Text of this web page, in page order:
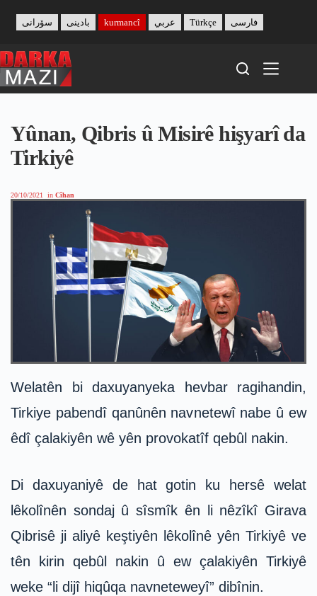
content
بادینی سۆرانی kurmancî عربي Türkçe فارسی
Yûnan, Qibris û Misirê hişyarî da
Tirkiyê
20/10/2021 in Cîhan
Welatên bi daxuyanyeka hevbar ragihandin,
Tirkiye pabendî qanûnên navnetewî nabe û ew
êdî çalakiyên wê yên provokatîf qebûl nakin.
Di daxuyaniyê de hat gotin ku hersê welat
lêkolînên sondaj û sîsmîk ên li nêzîkî Girava
Qibrisê ji aliyê keştiyên lêkolînê yên Tirkiyê ve
tên kirin qebûl nakin û ew çalakiyên Tirkiyê
weke “li dijî hiqûqa navneteweyî” dibînin.